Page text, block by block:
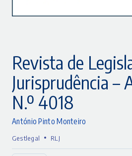
Revista de
Jurisprudência –
N.º 4018
António Pinto Monteiro
Gestlegal • RLJ